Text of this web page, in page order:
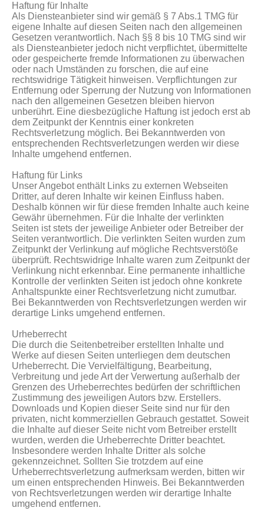
Haftung für Inhalte
Als Diensteanbieter sind wir gemäß § 7 Abs.1 TMG für
eigene Inhalte auf diesen Seiten nach den allgemeinen
Gesetzen verantwortlich. Nach §§ 8 bis 10 TMG sind wir
als Diensteanbieter jedoch nicht verpflichtet, übermittelte
oder gespeicherte fremde Informationen zu überwachen
oder nach Umständen zu forschen, die auf eine
rechtswidrige Tätigkeit hinweisen. Verpflichtungen zur
Entfernung oder Sperrung der Nutzung von Informationen
nach den allgemeinen Gesetzen bleiben hiervon
unberührt. Eine diesbezügliche Haftung ist jedoch erst ab
dem Zeitpunkt der Kenntnis einer konkreten
Rechtsverletzung möglich. Bei Bekanntwerden von
entsprechenden Rechtsverletzungen werden wir diese
Inhalte umgehend entfernen.
Haftung für Links
Unser Angebot enthält Links zu externen Webseiten
Dritter, auf deren Inhalte wir keinen Einfluss haben.
Deshalb können wir für diese fremden Inhalte auch keine
Gewähr übernehmen. Für die Inhalte der verlinkten
Seiten ist stets der jeweilige Anbieter oder Betreiber der
Seiten verantwortlich. Die verlinkten Seiten wurden zum
Zeitpunkt der Verlinkung auf mögliche Rechtsverstöße
überprüft. Rechtswidrige Inhalte waren zum Zeitpunkt der
Verlinkung nicht erkennbar. Eine permanente inhaltliche
Kontrolle der verlinkten Seiten ist jedoch ohne konkrete
Anhaltspunkte einer Rechtsverletzung nicht zumutbar.
Bei Bekanntwerden von Rechtsverletzungen werden wir
derartige Links umgehend entfernen.
Urheberrecht
Die durch die Seitenbetreiber erstellten Inhalte und
Werke auf diesen Seiten unterliegen dem deutschen
Urheberrecht. Die Vervielfältigung, Bearbeitung,
Verbreitung und jede Art der Verwertung außerhalb der
Grenzen des Urheberrechtes bedürfen der schriftlichen
Zustimmung des jeweiligen Autors bzw. Erstellers.
Downloads und Kopien dieser Seite sind nur für den
privaten, nicht kommerziellen Gebrauch gestattet. Soweit
die Inhalte auf dieser Seite nicht vom Betreiber erstellt
wurden, werden die Urheberrechte Dritter beachtet.
Insbesondere werden Inhalte Dritter als solche
gekennzeichnet. Sollten Sie trotzdem auf eine
Urheberrechtsverletzung aufmerksam werden, bitten wir
um einen entsprechenden Hinweis. Bei Bekanntwerden
von Rechtsverletzungen werden wir derartige Inhalte
umgehend entfernen.